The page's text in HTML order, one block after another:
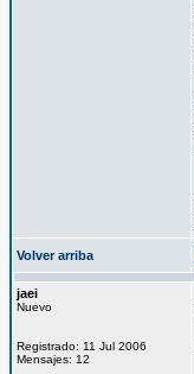
Volver arriba
jaei
Nuevo
Registrado: 11 Jul 2006
Mensajes: 12